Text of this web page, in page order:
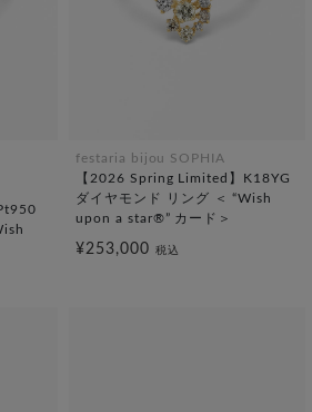
festaria bijou SOPHIA
【2026 Spring Limited】K18YG
ダイヤモンド リング ＜ “Wish
upon a star®” カード＞
¥253,000 税込